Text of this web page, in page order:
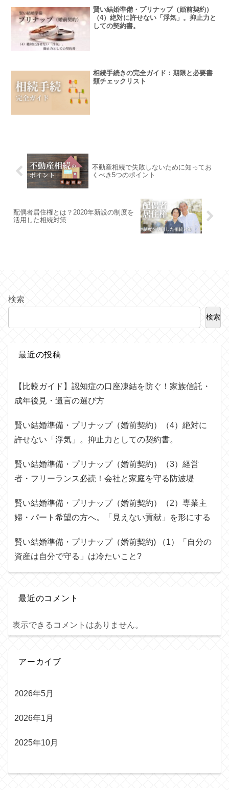
賢い結婚準備・プリナップ（婚前契約）
（4）絶対に許せない「浮気」。抑止力と
しての契約書。
相続手続きの完全ガイド：期限と必要書
類チェックリスト
不動産相続で失敗しないために知ってお
くべき5つのポイント
配偶者居住権とは？2020年新設の制度を
活用した相続対策
検索
検索
最近の投稿
【比較ガイド】認知症の口座凍結を防ぐ！家族信託・
成年後見・遺言の選び方
賢い結婚準備・プリナップ（婚前契約）（4）絶対に
許せない「浮気」。抑止力としての契約書。
賢い結婚準備・プリナップ（婚前契約）（3）経営
者・フリーランス必読！会社と家庭を守る防波堤
賢い結婚準備・プリナップ（婚前契約）（2）専業主
婦・パート希望の方へ。「見えない貢献」を形にする
賢い結婚準備・プリナップ（婚前契約) （1）「自分の
資産は自分で守る」は冷たいこと?
最近のコメント
表示できるコメントはありません。
アーカイブ
2026年5月
2026年1月
2025年10月